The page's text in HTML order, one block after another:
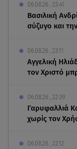
06.08.26 , 23:41
Βασιλική
σύζυγο και
06.08.26 , 23:11
Αγγελική
τον Χριστό
06.08.26 , 22:39
Γαρυφαλλιά
χωρίς τον
06.08.26 , 22:12